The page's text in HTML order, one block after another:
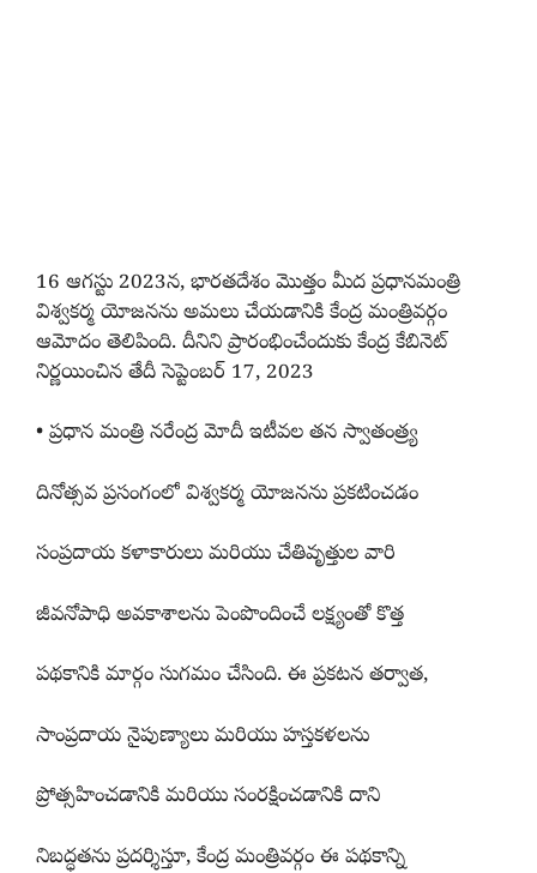
16 ఆగస్టు 2023న, భారతదేశం మొత్తం మీద ప్రధానమంత్రి
విశ్వకర్మ యోజనను అమలు చేయడానికి కేంద్ర మంత్రివర్గం
ఆమోదం తెలిపింది. దీనిని ప్రారంభించేందుకు కేంద్ర కేబినెట్
నిర్ణయించిన తేదీ సెప్టెంబర్ 17, 2023
• ప్రధాన మంత్రి నరేంద్ర మోదీ ఇటీవల తన స్వాతంత్ర్య
దినోత్సవ ప్రసంగంలో విశ్వకర్మ యోజనను ప్రకటించడం
సంప్రదాయ కళాకారులు మరియు చేతివృత్తుల వారి
జీవనోపాధి అవకాశాలను పెంపొందించే లక్ష్యంతో కొత్త
పథకానికి మార్గం సుగమం చేసింది. ఈ ప్రకటన తర్వాత,
సాంప్రదాయ నైపుణ్యాలు మరియు హస్తకళలను
ప్రోత్సహించడానికి మరియు సంరక్షించడానికి దాని
నిబద్ధతను ప్రదర్శిస్తూ, కేంద్ర మంత్రివర్గం ఈ పథకాన్ని